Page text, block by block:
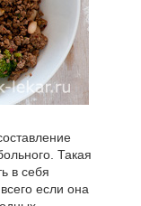
Такая
в себя
если она